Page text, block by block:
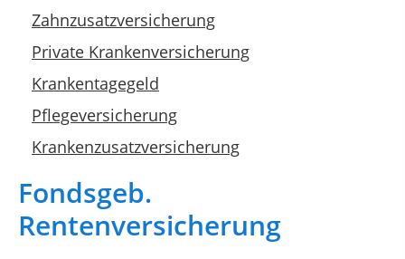
Zahnzusatzversicherung
Private Krankenversicherung
Krankentagegeld
Pflegeversicherung
Krankenzusatzversicherung
Fondsgeb.
Rentenversicherung